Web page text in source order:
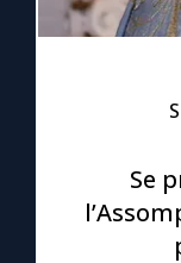
La chaîne
Le compte
Se